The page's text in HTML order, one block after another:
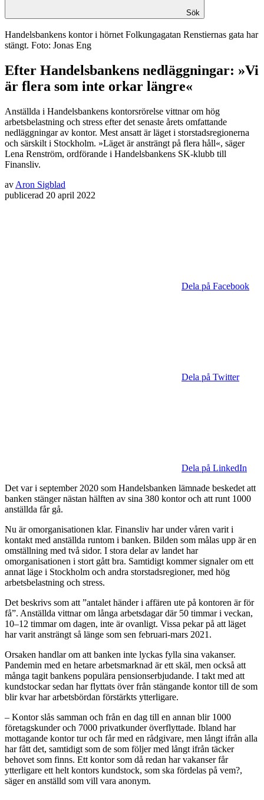
Sök
Handelsbankens kontor i hörnet Folkungagatan Renstiernas gata har
stängt. Foto: Jonas Eng
Efter Handelsbankens nedläggningar: »Vi
är flera som inte orkar längre«
Anställda i Handelsbankens kontorsrörelse vittnar om hög
arbetsbelastning och stress efter det senaste årets omfattande
nedläggningar av kontor. Mest ansatt är läget i storstadsregionerna
och särskilt i Stockholm. »Läget är ansträngt på flera håll«, säger
Lena Renström, ordförande i Handelsbankens SK-klubb till
Finansliv.
av Aron Sigblad
publicerad 20 april 2022
Dela på Facebook
Dela på Twitter
Dela på LinkedIn
Det var i september 2020 som Handelsbanken lämnade beskedet att
banken stänger nästan hälften av sina 380 kontor och att runt 1000
anställda får gå.
Nu är omorganisationen klar. Finansliv har under våren varit i
kontakt med anställda runtom i banken. Bilden som målas upp är en
omställning med två sidor. I stora delar av landet har
omorganisationen i stort gått bra. Samtidigt kommer signaler om ett
annat läge i Stockholm och andra storstadsregioner, med hög
arbetsbelastning och stress.
Det beskrivs som att ”antalet händer i affären ute på kontoren är för
få”. Anställda vittnar om långa arbetsdagar där 50 timmar i veckan,
10–12 timmar om dagen, inte är ovanligt. Vissa pekar på att läget
har varit ansträngt så länge som sen februari-mars 2021.
Orsaken handlar om att banken inte lyckas fylla sina vakanser.
Pandemin med en hetare arbetsmarknad är ett skäl, men också att
många tagit bankens populära pensionserbjudande. I takt med att
kundstockar sedan har flyttats över från stängande kontor till de som
blir kvar har arbetsbördan förstärkts ytterligare.
– Kontor slås samman och från en dag till en annan blir 1000
företagskunder och 7000 privatkunder överflyttade. Ibland har
mottagande kontor tur och får med en rådgivare, men långt ifrån alla
har fått det, samtidigt som de som följer med långt ifrån täcker
behovet som finns. Ett kontor som då redan har vakanser får
ytterligare ett helt kontors kundstock, som ska fördelas på vem?,
säger en anställd som vill vara anonym.